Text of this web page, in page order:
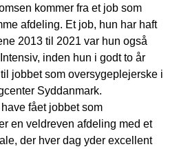
kommer fra et job som
afdeling. Et job, hun har haft
2013 til 2021 var hun også
inden hun i godt to år
jobbet som oversygeplejerske i
Syddanmark.
fået jobbet som
en veldreven afdeling med et
der hver dag yder excellent